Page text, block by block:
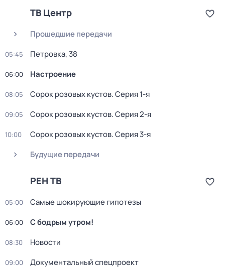
ТВ Центр
Прошедшие передачи
05:45 Петровка, 38
06:00 Настроение
08:05 Сорок розовых кустов. Серия 1-я
09:05 Сорок розовых кустов. Серия 2-я
10:00 Сорок розовых кустов. Серия 3-я
Будущие передачи
РЕН ТВ
05:00 Самые шoкиpующие гипотезы
06:00 С бодрым утром!
08:30 Новости
09:00 Документальный спецпроект